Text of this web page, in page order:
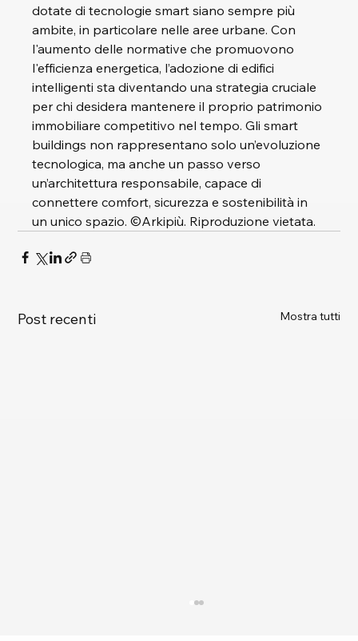
dotate di tecnologie smart siano sempre più
ambite, in particolare nelle aree urbane. Con
l'aumento delle normative che promuovono
l'efficienza energetica, l’adozione di edifici
intelligenti sta diventando una strategia cruciale
per chi desidera mantenere il proprio patrimonio
immobiliare competitivo nel tempo. Gli smart
buildings non rappresentano solo un’evoluzione
tecnologica, ma anche un passo verso
un’architettura responsabile, capace di
connettere comfort, sicurezza e sostenibilità in
un unico spazio. ©Arkipiù. Riproduzione vietata.
Post recenti Mostra tutti